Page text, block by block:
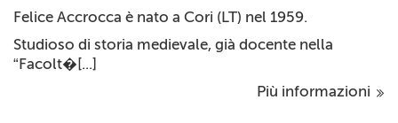
Felice Accrocca è nato a Cori (LT) nel 1959.
Studioso di storia medievale, già docente nella
“Facolt�[...]
Più informazioni